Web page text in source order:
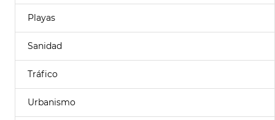
Playas
Sanidad
Tráfico
Urbanismo